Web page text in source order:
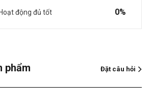
Hoạt động đủ tốt 0%
phẩm Đặt câu hỏi